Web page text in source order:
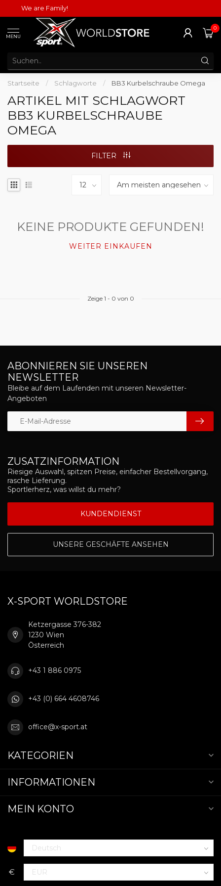
We are Family!
MENU
0
Startseite / Schlagworte / BB3 Kurbelschraube Omega
ARTIKEL MIT SCHLAGWORT
BB3 KURBELSCHRAUBE
OMEGA
FILTER
KEINE PRODUKTE GEFUNDEN!
WEITER EINKAUFEN
Zeige 1 - 0 von 0
ZUSATZINFORMATION
Riesige Auswahl, spitzen Preise, einfacher Bestellvorgang,
rasche Lieferung.
Sportlerherz, was willst du mehr?
KUNDENDIENST
UNSERE GESCHÄFTE ANSEHEN
ABONNIEREN SIE UNSEREN
NEWSLETTER
Bleibe auf dem Laufenden mit unseren Newsletter-
Angeboten
X-SPORT WORLDSTORE
Ketzergasse 376-382
1230 Wien
Österreich
+43 1 886 0975
+43 (0) 664 4608746
office@x-sport.at
KATEGORIEN
INFORMATIONEN
MEIN KONTO
€